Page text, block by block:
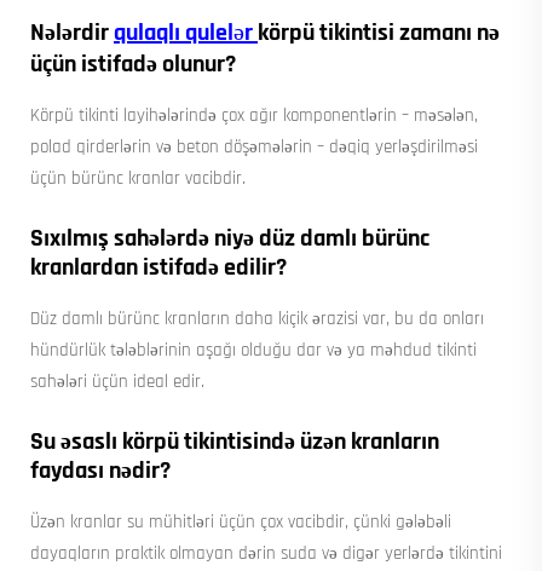
Nələrdirqulaqlı qulelərkörpü tikintisi zamanı nə
üçün istifadə olunur?
Körpü tikinti layihələrində çox ağır komponentlərin – məsələn,
polad qirderlərin və beton döşəmələrin – dəqiq yerləşdirilməsi
üçün bürünc kranlar vacibdir.
Sıxılmış sahələrdə niyə düz damlı bürünc
kranlardan istifadə edilir?
Düz damlı bürünc kranların daha kiçik ərazisi var, bu da onları
hündürlük tələblərinin aşağı olduğu dar və ya məhdud tikinti
sahələri üçün ideal edir.
Su əsaslı körpü tikintisində üzən kranların
faydası nədir?
Üzən kranlar su mühitləri üçün çox vacibdir, çünki gələbəli
dayaqların praktik olmayan dərin suda və digər yerlərdə tikintini